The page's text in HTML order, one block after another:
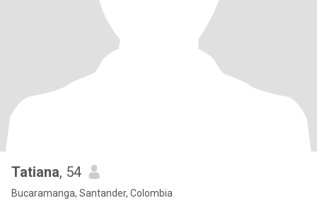
Tatiana, 54
Bucaramanga, Santander, Colombia